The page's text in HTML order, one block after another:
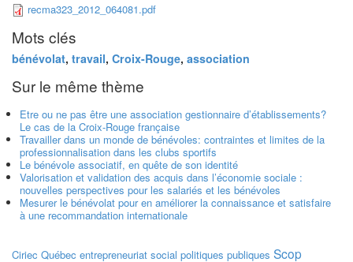
recma323_2012_064081.pdf
Mots clés
bénévolat, travail, Croix-Rouge, association
Sur le même thème
Etre ou ne pas être une association gestionnaire d’établissements?
Le cas de la Croix-Rouge française
Travailler dans un monde de bénévoles: contraintes et limites de la
professionnalisation dans les clubs sportifs
Le bénévole associatif, en quête de son identité
Valorisation et validation des acquis dans l’économie sociale :
nouvelles perspectives pour les salariés et les bénévoles
Mesurer le bénévolat pour en améliorer la connaissance et satisfaire
à une recommandation internationale
Ciriec Québec entrepreneuriat social politiques publiques Scop